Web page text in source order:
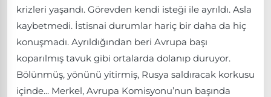
krizleri yaşandı. Görevden kendi isteği ile ayrıldı. Asla
kaybetmedi. İstisnai durumlar hariç bir daha da hiç
konuşmadı. Ayrıldığından beri Avrupa başı
koparılmış tavuk gibi ortalarda dolanıp duruyor.
Bölünmüş, yönünü yitirmiş, Rusya saldıracak korkusu
içinde... Merkel, Avrupa Komisyonu’nun başında